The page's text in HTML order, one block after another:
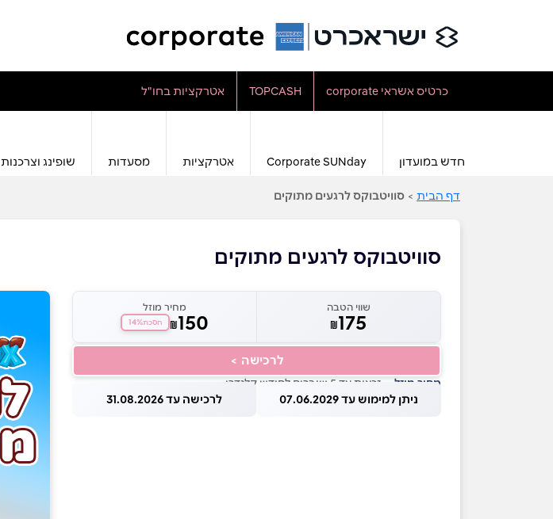
כרטיס אשראי corporate TOPCASH אטרקציות בחו"ל
חדש במועדון Corporate SUNday אטרקציות מסעדות שופינג וצרכנות
דף הבית > סוויטבוקס לרגעים מתוקים
סוויטבוקס לרגעים מתוקים
שווי הטבה
₪175
מחיר מוזל
₪150 חסכת14%
לרכישה >
מחיר מוזל — זכאות עד 5 שוברים לחודש קלנדרי
ניתן למימוש עד 07.06.2029 לרכישה עד 31.08.2026